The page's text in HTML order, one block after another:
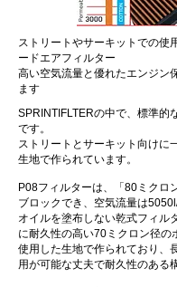
ストリートやサーキットでの使
ードエアフィルター
高い空気流量と優れたエンジン
ます​
SPRINTIFLTERの中で、標準的
です。
ストリートとサーキット向けに
生地で作られています。
P08フィルターは、「80ミクロ
ブロックでき、空気流量は
オイルを塗布しない乾式フィル
に耐久性の高い70ミクロン径の
使用した生地で作られており、
用が可能な丈夫で耐久性のある